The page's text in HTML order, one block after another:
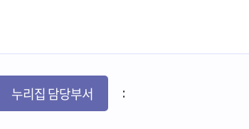
누리집 담당부서 :